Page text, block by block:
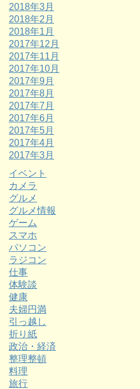
2018年3月
2018年2月
2018年1月
2017年12月
2017年11月
2017年10月
2017年9月
2017年8月
2017年7月
2017年6月
2017年5月
2017年4月
2017年3月
イベント
カメラ
グルメ
グルメ情報
ゲーム
スマホ
パソコン
ラジコン
仕事
体験談
健康
夫婦円満
引っ越し
折り紙
政治・経済
整理整頓
料理
旅行